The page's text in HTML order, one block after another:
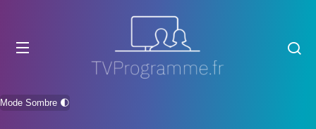
Mode Sombre 🌓